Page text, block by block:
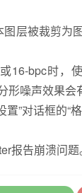
层被裁剪为
16-bpc时，
噪声效果会
”对话框的“
报告崩溃问题